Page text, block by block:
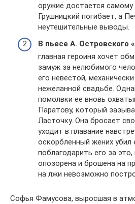
оружие достается
Грушницкий погибает, а
неутешительные выводы.
В пьесе А. Островского
главная героиня хочет
замуж за нелюбимого
его невестой,
нежеланной свадьбе.
помолвки ее вновь
Паратову, который
Ласточку. Она бросает
уходит в плавание
оскорбленный жених убил
поблагодарить его за
опозорена и брошена на
на лжи невозможно
Софья Фамусова, выросшая в